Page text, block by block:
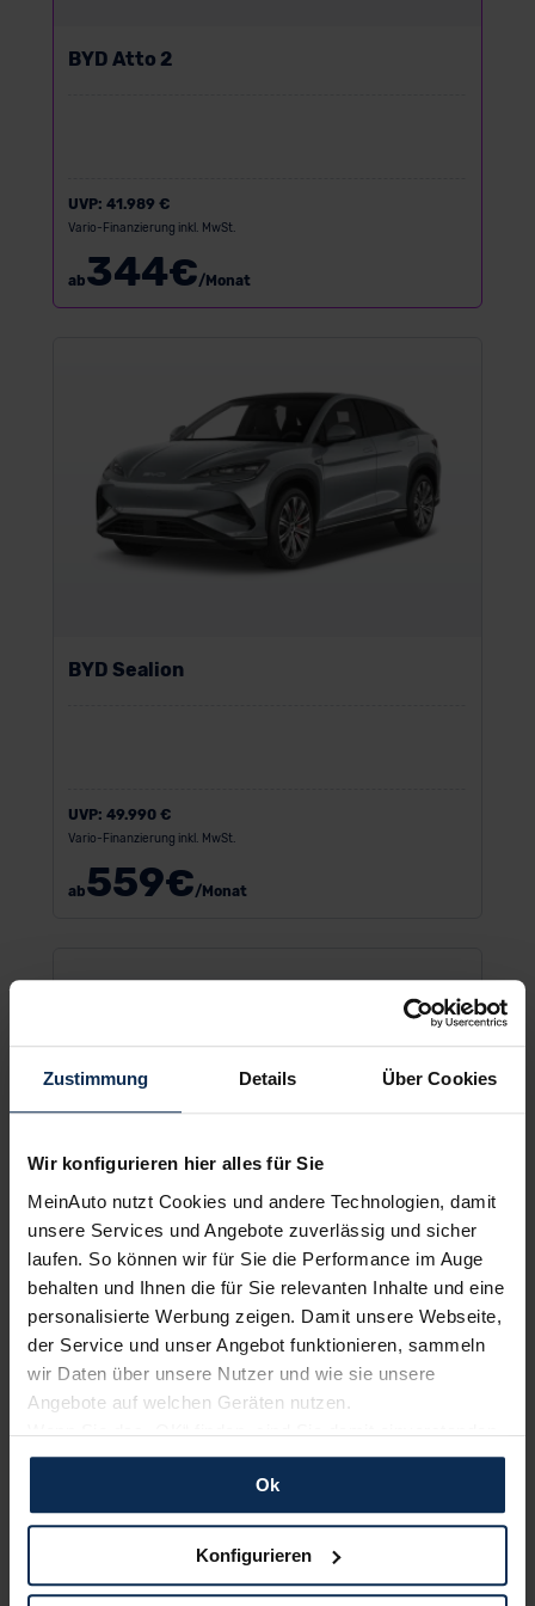
Zustimmung Details Über Cookies
Wir konfigurieren hier alles für Sie
MeinAuto nutzt Cookies und andere Technologien, damit
unsere Services und Angebote zuverlässig und sicher
laufen. So können wir für Sie die Performance im Auge
behalten und Ihnen die für Sie relevanten Inhalte und eine
personalisierte Werbung zeigen. Damit unsere Webseite,
der Service und unser Angebot funktionieren, sammeln
wir Daten über unsere Nutzer und wie sie unsere
Angebote auf welchen Geräten nutzen.
Wenn Sie das „OK“ finden, sind Sie damit einverstanden
und erlauben uns Cookies für unseren Service zu
verwenden und diese Daten an Dritte weiterzugeben,
etwa an unsere Marketingpartner. Falls Sie dem nicht
zustimmen möchten, beschränken wir uns auf die
Ok
Konfigurieren
BYD Atto 2
UVP: 41.989 €
Vario-Finanzierung inkl. MwSt.
ab344€/Monat
BYD Sealion
UVP: 49.990 €
Vario-Finanzierung inkl. MwSt.
ab559€/Monat
BYD Tang